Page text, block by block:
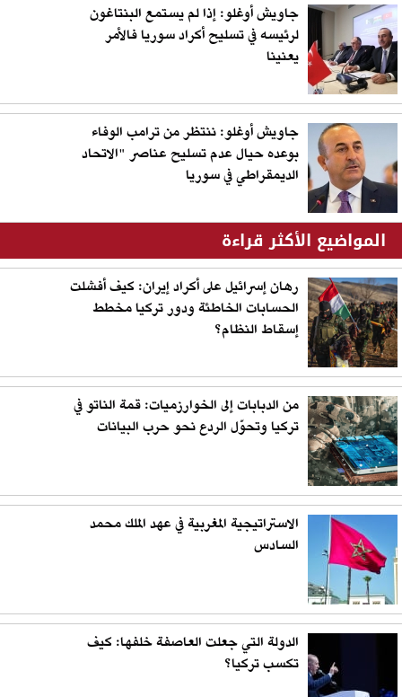
جاويش أوغلو: إذا لم يستمع البنتاغون
لرئيسه في تسليح أكراد سوريا فالأمر
يعنينا
جاويش أوغلو: ننتظر من ترامب الوفاء
بوعده حيال عدم تسليح عناصر "الاتحاد
الديمقراطي في سوريا
المواضيع الأكثر قراءة
رهان إسرائيل على أكراد إيران: كيف أفشلت
الحسابات الخاطئة ودور تركيا مخطط
إسقاط النظام؟
من الدبابات إلى الخوارزميات: قمة الناتو في
تركيا وتحوّل الردع نحو حرب البيانات
الاستراتيجية المغربية في عهد الملك محمد
السادس
الدولة التي جعلت العاصفة خلفها: كيف
تكسب تركيا؟